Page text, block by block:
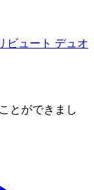
ビュート デュオ
とができまし